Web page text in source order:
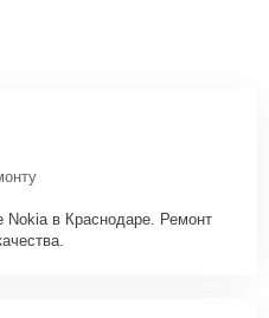
Nokia в Краснодаре. Ремонт